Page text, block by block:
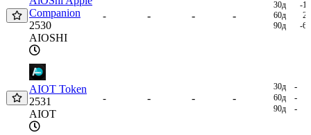
Companion
2530
AIOSHI
- - - -
30д
-
60д
90д
-
AIOT Token
2531
AIOT
- - - -
30д -
60д -
90д -